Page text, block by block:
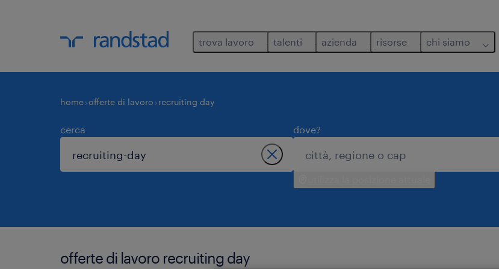
trova lavoro talenti azienda risorse chi siamo
home offerte di lavoro recruiting day
cerca dove?
offerte di lavoro recruiting day